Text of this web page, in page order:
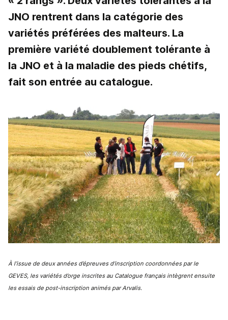
JNO rentrent dans la catégorie des
variétés préférées des malteurs. La
première variété doublement tolérante à
la JNO et à la maladie des pieds chétifs,
fait son entrée au catalogue.
À l’issue de deux années d’épreuves d’inscription coordonnées par le
GEVES, les variétés d’orge inscrites au Catalogue français intègrent ensuite
les essais de post-inscription animés par Arvalis.